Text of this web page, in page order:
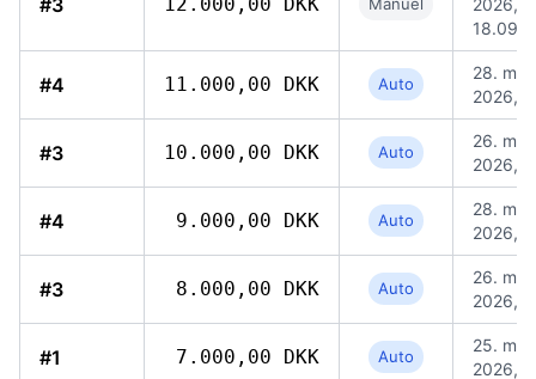
#3
2026,
18.09
#4 11.000,00 DKK Auto
28. maj
2026,
#3 10.000,00 DKK Auto
26. maj
2026,
#4 9.000,00 DKK Auto
28. maj
2026,
#3 8.000,00 DKK Auto
26. maj
2026,
#1 7.000,00 DKK Auto
25. maj
2026,